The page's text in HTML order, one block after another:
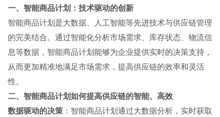
一、智能商品计划：技术驱动的创新
智能商品计划是大数据、人工智能等先进技术与供应链管理
的完美结合。通过智能化分析市场需求、库存状态、物流信
息等数据，智能商品计划能够为企业提供实时的决策支持，
从而更加精准地满足市场需求，提高供应链的效率和灵活
性。
二、智能商品计划如何提高供应链的智能、高效
数据驱动的决策 ：智能商品计划通过大数据分析，实时获取